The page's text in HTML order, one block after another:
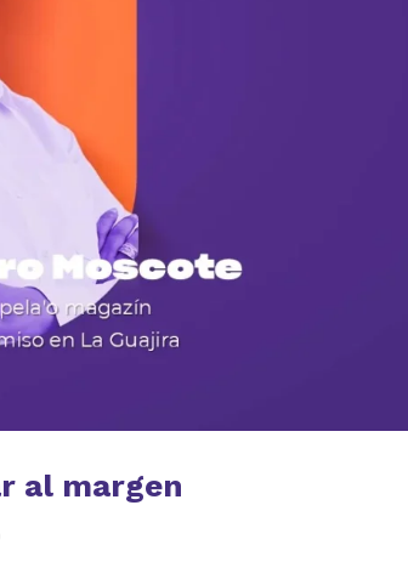
al margen